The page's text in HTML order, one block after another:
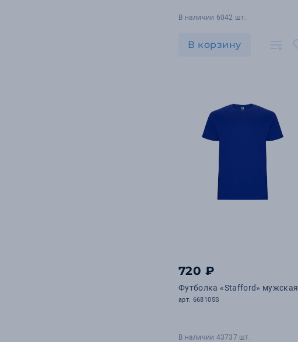
В наличии 6042 шт.
В корзину
720 ₽
Футболка «Stafford» мужская
арт. 668105S
В наличии 43737 шт.